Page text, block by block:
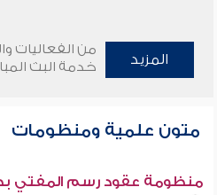
المزيد
من الفعاليات
خدمة البث
متون علمية ومنظومات
منظومة عقود رسم المفتي